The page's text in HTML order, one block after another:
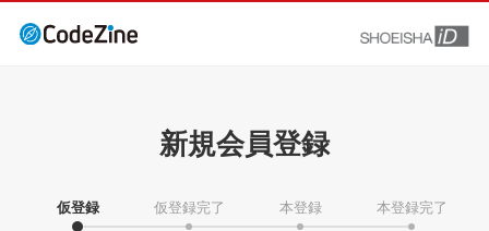
新規会員登録
仮登録 仮登録完了 本登録 本登録完了